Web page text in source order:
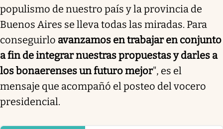
populismo de nuestro país y la provincia de
Buenos Aires se lleva todas las miradas. Para
conseguirlo avanzamos en trabajar en conjunto
a fin de integrar nuestras propuestas y darles a
los bonaerenses un futuro mejor", es el
mensaje que acompañó el posteo del vocero
presidencial.